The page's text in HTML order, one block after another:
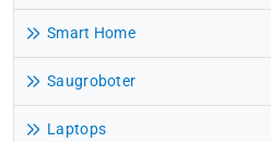
Smart Home
Saugroboter
Laptops